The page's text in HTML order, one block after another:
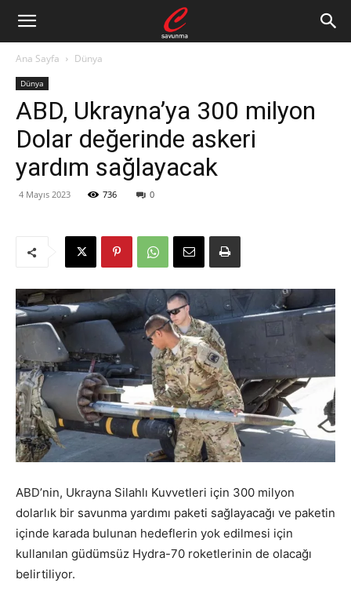
Ana Sayfa Dünya
Dünya
ABD, Ukrayna’ya 300 milyon
Dolar değerinde askeri
yardım sağlayacak
4 Mayıs 2023 736 0
ABD’nin, Ukrayna Silahlı Kuvvetleri için 300 milyon
dolarlık bir savunma yardımı paketi sağlayacağı ve paketin
içinde karada bulunan hedeflerin yok edilmesi için
kullanılan güdümsüz Hydra-70 roketlerinin de olacağı
belirtiliyor.